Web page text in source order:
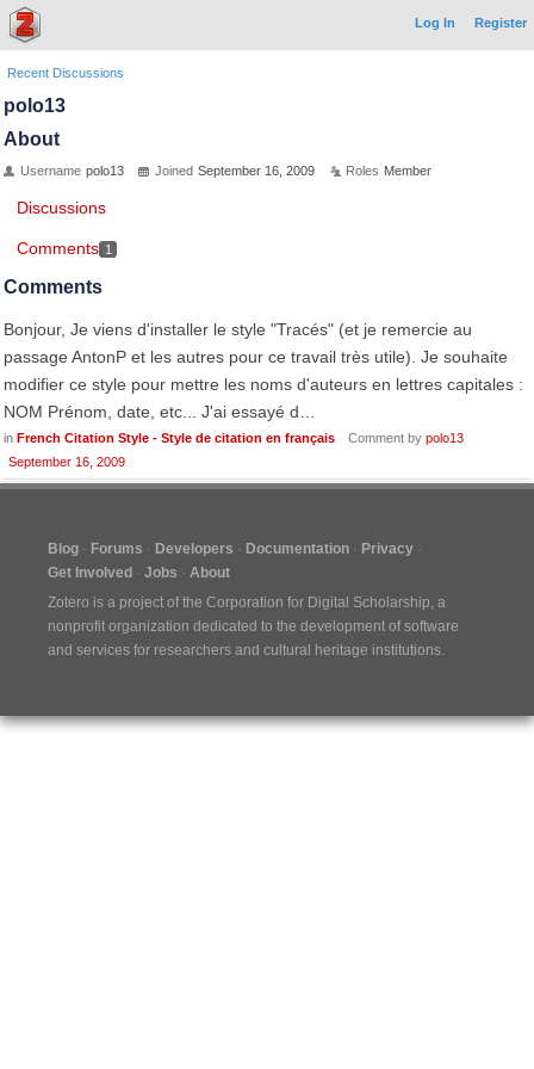
Log In Register
Recent Discussions
polo13
About
Username polo13 Joined September 16, 2009 Roles Member
Discussions
Comments 1
Comments
Bonjour, Je viens d'installer le style "Tracés" (et je remercie au
passage AntonP et les autres pour ce travail très utile). Je souhaite
modifier ce style pour mettre les noms d'auteurs en lettres capitales :
NOM Prénom, date, etc... J'ai essayé d…
in French Citation Style - Style de citation en français Comment by polo13
September 16, 2009
Blog Forums Developers Documentation
Privacy
Get Involved
Jobs
About
Zotero is a project of the Corporation for Digital Scholarship, a
nonprofit organization dedicated to the development of software
and services for researchers and cultural heritage institutions.